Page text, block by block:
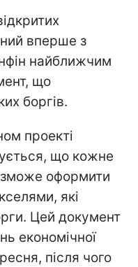
вперше з
найближчим
що
боргів.
проекті
що кожне
оформити
які
Цей документ
економічної
після чого